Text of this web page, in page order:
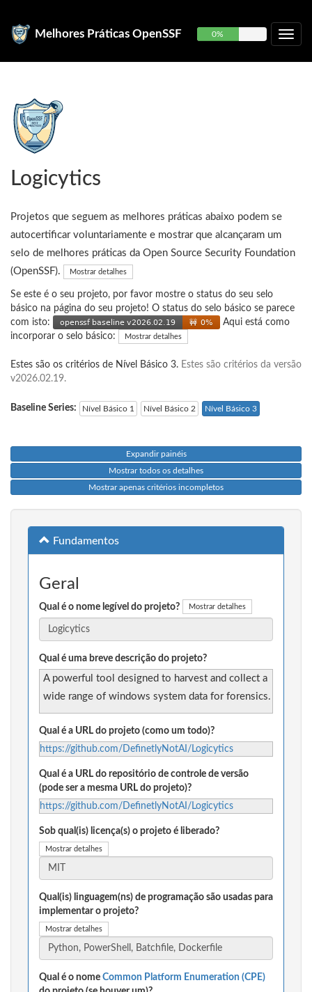
Melhores Práticas OpenSSF 0%
Logicytics
Projetos que seguem as melhores práticas abaixo podem se
autocertificar voluntariamente e mostrar que alcançaram um
selo de melhores práticas da Open Source Security Foundation
(OpenSSF).
Mostrar detalhes
Se este é o seu projeto, por favor mostre o status do seu selo
básico na página do seu projeto! O status do selo básico se parece
com isto:
Aqui está como
incorporar o selo básico:
Mostrar detalhes
Estes são os critérios de Nível Básico 3. Estes são critérios da versão
v2026.02.19.
Baseline Series: Nível Básico 1 Nível Básico 2 Nível Básico 3
Expandir painéis
Mostrar todos os detalhes
Mostrar apenas critérios incompletos
Fundamentos
Geral
Qual é o nome legível do projeto? Mostrar detalhes
Qual é uma breve descrição do projeto?
A powerful tool designed to harvest and collect a
wide range of windows system data for forensics.
Qual é a URL do projeto (como um todo)?
https://github.com/DefinetlyNotAI/Logicytics
Qual é a URL do repositório de controle de versão
(pode ser a mesma URL do projeto)?
https://github.com/DefinetlyNotAI/Logicytics
Sob qual(is) licença(s) o projeto é liberado?
Mostrar detalhes
Qual(is) linguagem(ns) de programação são usadas para
implementar o projeto?
Mostrar detalhes
Qual é o nome Common Platform Enumeration (CPE)